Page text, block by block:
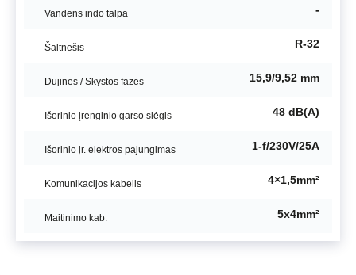
Vandens indo talpa -
Šaltnešis R-32
Dujinės / Skystos fazės 15,9/9,52 mm
Išorinio įrenginio garso slėgis 48 dB(A)
Išorinio įr. elektros pajungimas 1-f/230V/25A
Komunikacijos kabelis 4×1,5mm²
Maitinimo kab. 5x4mm²